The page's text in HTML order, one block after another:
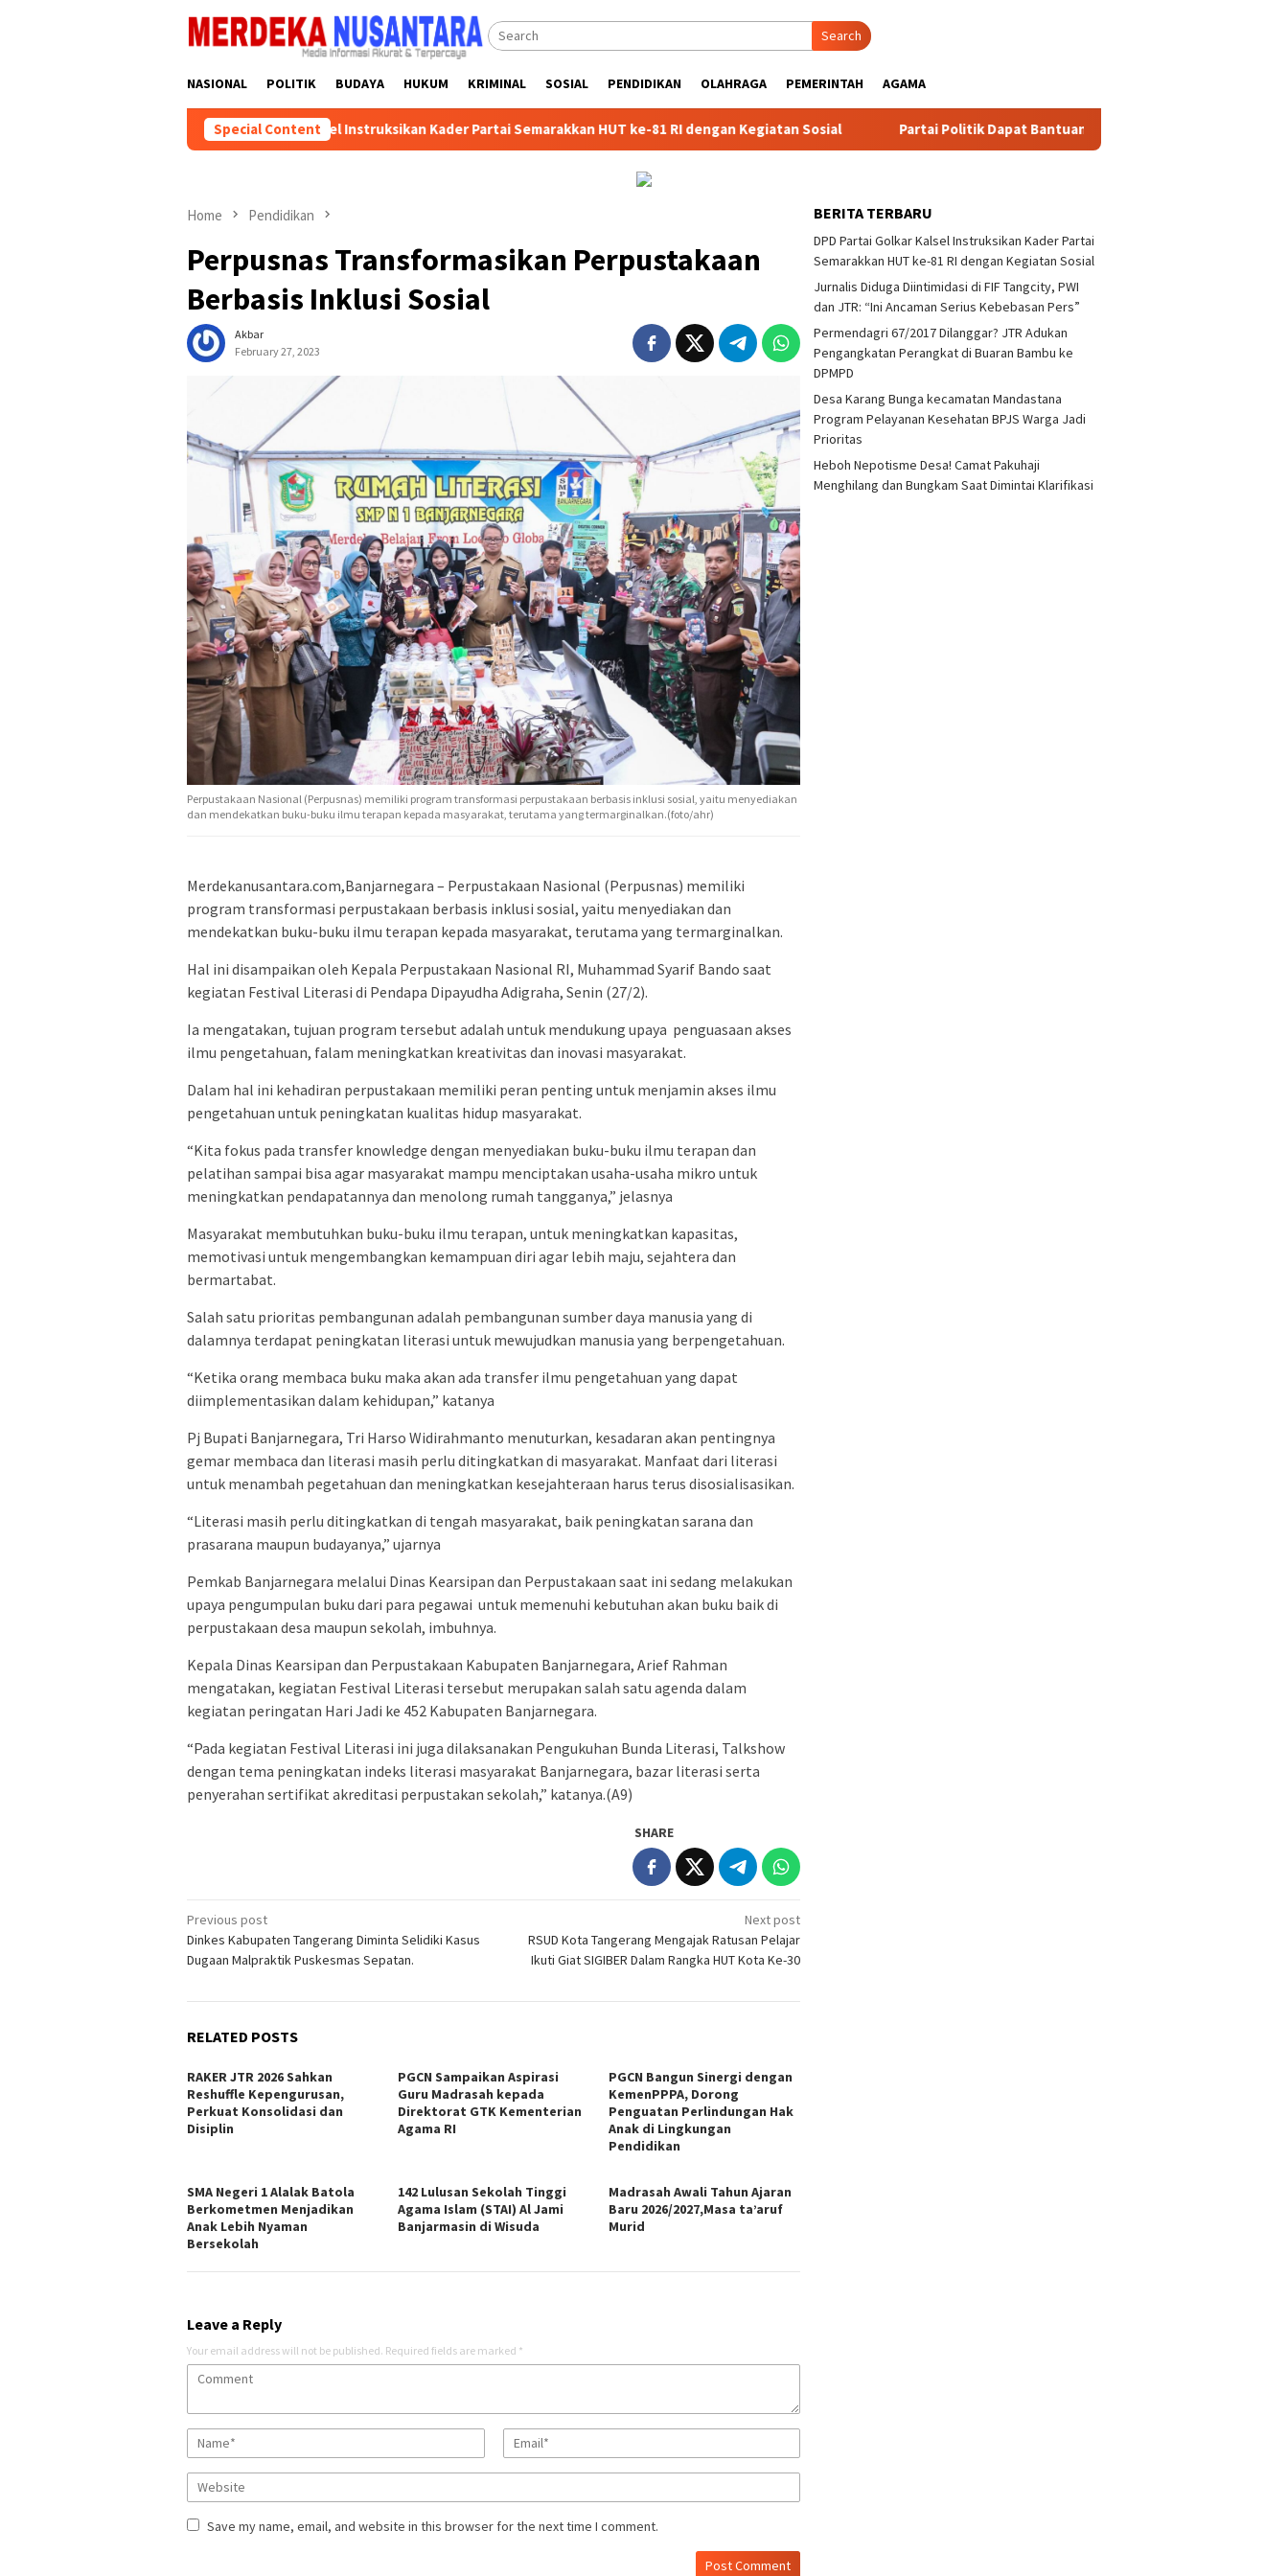
Search
NASIONAL POLITIK BUDAYA HUKUM KRIMINAL SOSIAL PENDIDIKAN OLAHRAGA PEMERINTAH AGAMA
Special Content
DPD Partai Golkar Kalsel Instruksikan Kader Partai Semarakkan HUT ke-81 RI dengan Kegiatan Sosial Partai Politik Dapat Bantuan Pemprov Kalsel Untuk Memperkuat
Home Pendidikan
Perpusnas Transformasikan Perpustakaan
Berbasis Inklusi Sosial
Akbar
February 27, 2023
Perpustakaan Nasional (Perpusnas) memiliki program transformasi perpustakaan berbasis inklusi sosial, yaitu menyediakan
dan mendekatkan buku-buku ilmu terapan kepada masyarakat, terutama yang termarginalkan.(foto/ahr)
Merdekanusantara.com,Banjarnegara – Perpustakaan Nasional (Perpusnas) memiliki
program transformasi perpustakaan berbasis inklusi sosial, yaitu menyediakan dan
mendekatkan buku-buku ilmu terapan kepada masyarakat, terutama yang termarginalkan.
Hal ini disampaikan oleh Kepala Perpustakaan Nasional RI, Muhammad Syarif Bando saat
kegiatan Festival Literasi di Pendapa Dipayudha Adigraha, Senin (27/2).
Ia mengatakan, tujuan program tersebut adalah untuk mendukung upaya penguasaan akses
ilmu pengetahuan, falam meningkatkan kreativitas dan inovasi masyarakat.
Dalam hal ini kehadiran perpustakaan memiliki peran penting untuk menjamin akses ilmu
pengetahuan untuk peningkatan kualitas hidup masyarakat.
“Kita fokus pada transfer knowledge dengan menyediakan buku-buku ilmu terapan dan
pelatihan sampai bisa agar masyarakat mampu menciptakan usaha-usaha mikro untuk
meningkatkan pendapatannya dan menolong rumah tangganya,” jelasnya
Masyarakat membutuhkan buku-buku ilmu terapan, untuk meningkatkan kapasitas,
memotivasi untuk mengembangkan kemampuan diri agar lebih maju, sejahtera dan
bermartabat.
Salah satu prioritas pembangunan adalah pembangunan sumber daya manusia yang di
dalamnya terdapat peningkatan literasi untuk mewujudkan manusia yang berpengetahuan.
“Ketika orang membaca buku maka akan ada transfer ilmu pengetahuan yang dapat
diimplementasikan dalam kehidupan,” katanya
Pj Bupati Banjarnegara, Tri Harso Widirahmanto menuturkan, kesadaran akan pentingnya
gemar membaca dan literasi masih perlu ditingkatkan di masyarakat. Manfaat dari literasi
untuk menambah pegetahuan dan meningkatkan kesejahteraan harus terus disosialisasikan.
“Literasi masih perlu ditingkatkan di tengah masyarakat, baik peningkatan sarana dan
prasarana maupun budayanya,” ujarnya
Pemkab Banjarnegara melalui Dinas Kearsipan dan Perpustakaan saat ini sedang melakukan
upaya pengumpulan buku dari para pegawai untuk memenuhi kebutuhan akan buku baik di
perpustakaan desa maupun sekolah, imbuhnya.
Kepala Dinas Kearsipan dan Perpustakaan Kabupaten Banjarnegara, Arief Rahman
mengatakan, kegiatan Festival Literasi tersebut merupakan salah satu agenda dalam
kegiatan peringatan Hari Jadi ke 452 Kabupaten Banjarnegara.
“Pada kegiatan Festival Literasi ini juga dilaksanakan Pengukuhan Bunda Literasi, Talkshow
dengan tema peningkatan indeks literasi masyarakat Banjarnegara, bazar literasi serta
penyerahan sertifikat akreditasi perpustakan sekolah,” katanya.(A9)
SHARE
Post
navigation
Previous post
Dinkes Kabupaten Tangerang Diminta Selidiki Kasus
Dugaan Malpraktik Puskesmas Sepatan.
Next post
RSUD Kota Tangerang Mengajak Ratusan Pelajar
Ikuti Giat SIGIBER Dalam Rangka HUT Kota Ke-30
RELATED POSTS
RAKER JTR 2026 Sahkan
Reshuffle Kepengurusan,
Perkuat Konsolidasi dan
Disiplin
PGCN Sampaikan Aspirasi
Guru Madrasah kepada
Direktorat GTK Kementerian
Agama RI
PGCN Bangun Sinergi dengan
KemenPPPA, Dorong
Penguatan Perlindungan Hak
Anak di Lingkungan
Pendidikan
SMA Negeri 1 Alalak Batola
Berkometmen Menjadikan
Anak Lebih Nyaman
Bersekolah
142 Lulusan Sekolah Tinggi
Agama Islam (STAI) Al Jami
Banjarmasin di Wisuda
Madrasah Awali Tahun Ajaran
Baru 2026/2027,Masa ta’aruf
Murid
Leave a Reply
Your email address will not be published. Required fields are marked *
Save my name, email, and website in this browser for the next time I comment.
BERITA TERBARU
DPD Partai Golkar Kalsel Instruksikan Kader Partai
Semarakkan HUT ke-81 RI dengan Kegiatan Sosial
Jurnalis Diduga Diintimidasi di FIF Tangcity, PWI
dan JTR: “Ini Ancaman Serius Kebebasan Pers”
Permendagri 67/2017 Dilanggar? JTR Adukan
Pengangkatan Perangkat di Buaran Bambu ke
DPMPD
Desa Karang Bunga kecamatan Mandastana
Program Pelayanan Kesehatan BPJS Warga Jadi
Prioritas
Heboh Nepotisme Desa! Camat Pakuhaji
Menghilang dan Bungkam Saat Dimintai Klarifikasi